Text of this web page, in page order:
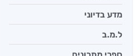
מדע בדיוני
ל.מ.ב